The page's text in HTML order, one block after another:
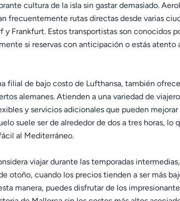
cultura de la isla sin gastar demasiado.
frecuentemente rutas directas desde varias
y Frankfurt. Estos transportistas son conocidos
si reservas con anticipación o estás atento
filial de bajo costo de Lufthansa, también
alemanes. Atienden a una variedad de
y servicios adicionales que pueden
suele ser de alrededor de dos a tres horas, lo
al Mediterráneo.
viajar durante las temporadas
otoño, cuando los precios tienden a ser más
manera, puedes disfrutar de los